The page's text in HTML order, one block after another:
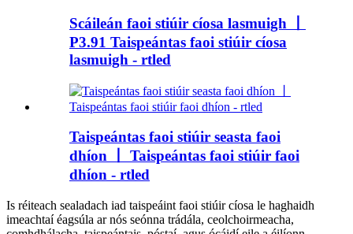
Scáileán faoi stiúir cíosa lasmuigh 丨
P3.91 Taispeántas faoi stiúir cíosa
lasmuigh - rtled
Taispeántas faoi stiúir seasta faoi
dhíon 丨 Taispeántas faoi stiúir faoi
dhíon - rtled
Is réiteach sealadach iad taispeáint faoi stiúir cíosa le haghaidh
imeachtaí éagsúla ar nós seónna trádála, ceolchoirmeacha,